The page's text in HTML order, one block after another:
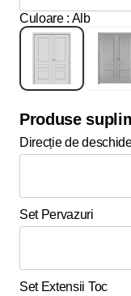
Culoare : Alb
Produse
Direcție de
Set Pervazuri
Set Extensii Toc